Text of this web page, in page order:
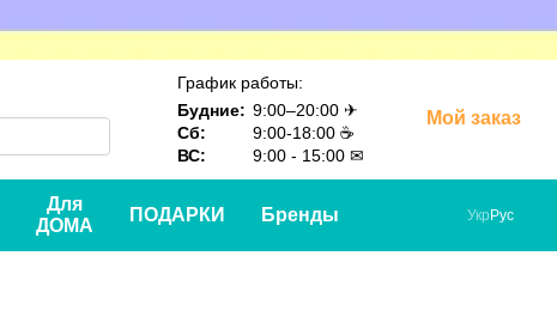
График работы:
Будние: 9:00–20:00 ✈
Сб:
9:00-18:00 ☕
ВС:
9:00 - 15:00 ✉
Мой заказ
Для
ДОМА
ПОДАРКИ Бренды Укр Рус